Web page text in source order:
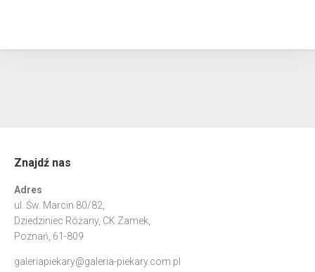
Znajdź nas
Adres
ul. Św. Marcin 80/82,
Dziedziniec Różany, CK Zamek,
Poznań, 61-809
galeriapiekary@galeria-piekary.com.pl